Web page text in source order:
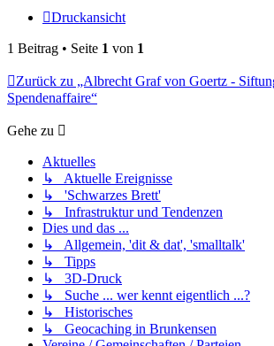
Druckansicht
1 Beitrag • Seite 1 von 1
Zurück zu „Albrecht Graf von Goertz -
Spendenaffaire“
Gehe zu
Aktuelles
↳ Aktuelle Ereignisse
↳ 'Schwarzes Brett'
↳ Infrastruktur und Tendenzen
Dies und das ...
↳ Allgemein, 'dit & dat', 'smalltalk'
↳ Tipps
↳ 3D-Druck
↳ Suche ... wer kennt eigentlich ...?
↳ Historisches
↳ Geocaching in Brunkensen